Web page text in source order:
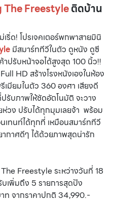
Freestyleติดบ้าน
ริ่ด! โปรเจคเตอร์พกพาสายมินิ
มีสมาร์ททีวีในตัว ดูหนัง ดูซี
ปรับหน้าจอได้สูงสุด 100 นิ้ว!!
HD สร้างโรงหนังเองในห้อง
เมียมในตัว 360 องศา เสียงดี
รับภาพให้ชัดอัตโนมัติ จะวาง
วง ปรับได้ทุกมุมเลยจ้า พร้อม
เทนท์ได้ทุกที่ เหมือนสมาร์ททีวี
ากาศดีๆ ได้ด้วยภาพสุดน่ารัก
Freestyle ระหว่างวันที่ 18
เพิ่มถึง 5 รายการสุดปัง
ท จากราคาปกติ 34,990.-